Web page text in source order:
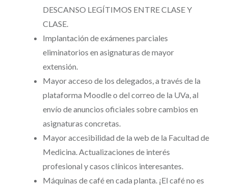
DESCANSO LEGÍTIMOS ENTRE CLASE Y
CLASE.
Implantación de exámenes parciales
eliminatorios en asignaturas de mayor
extensión.
Mayor acceso de los delegados, a través de la
plataforma Moodle o del correo de la UVa, al
envío de anuncios oficiales sobre cambios en
asignaturas concretas.
Mayor accesibilidad de la web de la Facultad de
Medicina. Actualizaciones de interés
profesional y casos clínicos interesantes.
Máquinas de café en cada planta. ¡El café no es